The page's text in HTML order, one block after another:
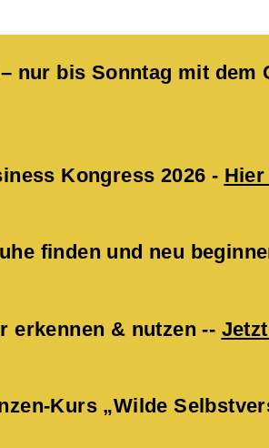
nur bis Sonntag mit dem
Kongress 2026 -
finden und neu
erkennen & nutzen --
Kurs „Wilde